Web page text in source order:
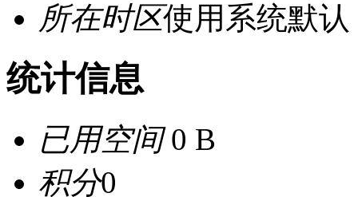
所在时区使用系统默认
统计信息
已用空间0 B
积分0